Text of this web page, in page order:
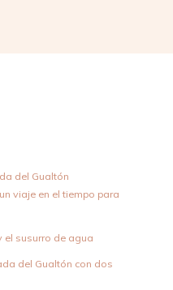
del Gualtón
viaje en el tiempo para
el susurro de agua
del Gualtón con dos